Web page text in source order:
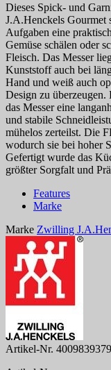
Dieses Spick- und
J.A.Henckels Gourmet
Aufgaben eine
Gemüse schälen oder
Fleisch. Das Messer
Kunststoff auch bei
Hand und weiß auch
Design zu
das Messer eine
und stabile
mühelos zerteilst. Die
wodurch sie bei hoher
Gefertigt wurde das
größter Sorgfalt und
Features
Marke
Marke Zwilling
Artikel-Nr.